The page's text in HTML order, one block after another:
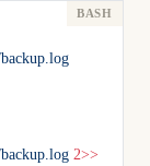
2>>